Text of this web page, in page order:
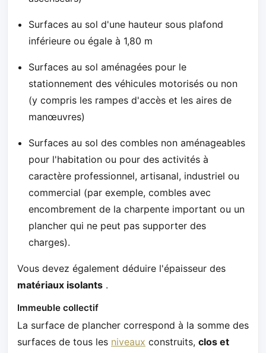
Surfaces au sol d'une hauteur sous plafond
inférieure ou égale à 1,80 m
Surfaces au sol aménagées pour le
stationnement des véhicules motorisés ou non
(y compris les rampes d'accès et les aires de
manœuvres)
Surfaces au sol des combles non aménageables
pour l'habitation ou pour des activités à
caractère professionnel, artisanal, industriel ou
commercial (par exemple, combles avec
encombrement de la charpente important ou un
plancher qui ne peut pas supporter des
charges).
Vous devez également déduire l'épaisseur des
matériaux isolants .
Immeuble collectif
La surface de plancher correspond à la somme des
surfaces de tous les niveaux construits, clos et